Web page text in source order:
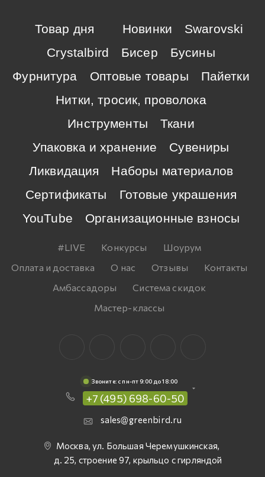
Товар дня Новинки
Swarovski
Crystalbird
Бисер
Бусины
Фурнитура
Оптовые товары
Пайетки
Нитки, тросик, проволока
Инструменты
Ткани
Упаковка и хранение
Сувениры
Ликвидация
Наборы материалов
Сертификаты
Готовые украшения
YouTube
Организационные взносы
#LIVE Конкурсы
Шоурум
Оплата и доставка
О нас Отзывы
Контакты
Амбассадоры
Система скидок
Мастер-классы
Звоните: c пн-пт 9:00 до 18:00
+7 (495) 698-60-50
sales@greenbird.ru
Москва, ул. Большая Черемушкинская,
д. 25, строение 97, крыльцо с гирляндой